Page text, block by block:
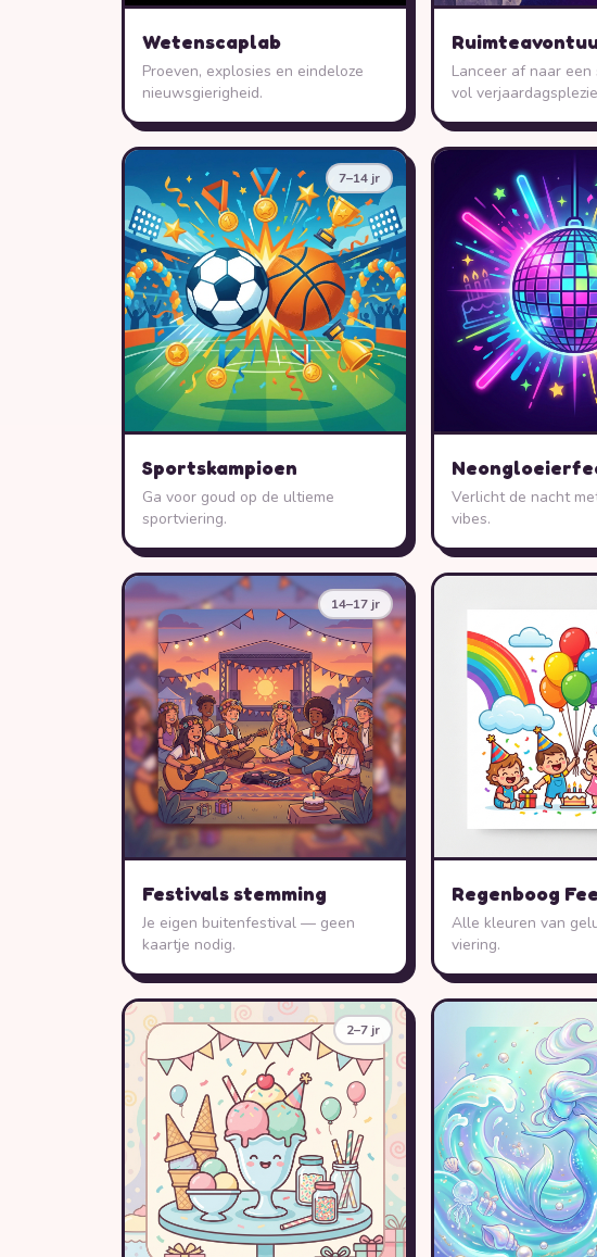
Wetenscaplab
Proeven, explosies en eindeloze
nieuwsgierigheid.
Lanceer af naar
vol
7–14 jr
Sportskampioen
Ga voor goud op de ultieme
sportviering.
Verlicht de nacht
vibes.
14–17 jr
Festivals stemming
Je eigen buitenfestival — geen
kaartje nodig.
Regenboog
Alle kleuren van
viering.
2–7 jr